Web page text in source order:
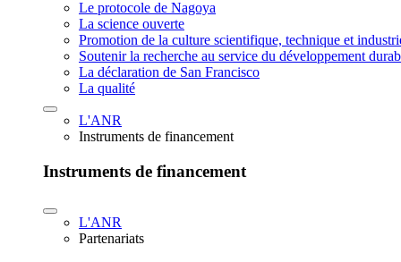
Le protocole de Nagoya
La science ouverte
Promotion de la culture scientifique, technique et
Soutenir la recherche au service du développement
La déclaration de San Francisco
La qualité
L'ANR
Instruments de financement
Instruments de financement
L'ANR
Partenariats